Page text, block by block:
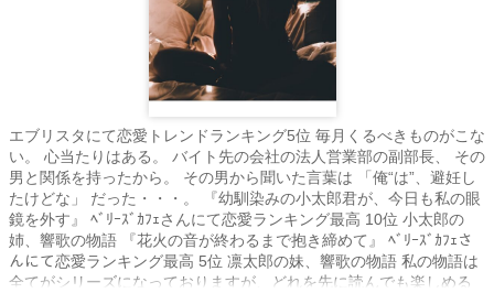
エブリスタにて恋愛トレンドランキング5位 毎月くるべきものがこな
い。 心当たりはある。 バイト先の会社の法人営業部の副部長、 その
男と関係を持ったから。 その男から聞いた言葉は 「俺“は”、避妊し
たけどな」 だった・・・。 『幼馴染みの小太郎君が、今日も私の眼
鏡を外す』 ﾍﾞﾘｰｽﾞｶﾌｪさんにて恋愛ランキング最高 10位 小太郎の
姉、響歌の物語 『花火の音が終わるまで抱き締めて』 ﾍﾞﾘｰｽﾞｶﾌｪさ
んにて恋愛ランキング最高 5位 凛太郎の妹、響歌の物語 私の物語は
全てがシリーズになっておりますが、どれを先に読んでも楽しめる